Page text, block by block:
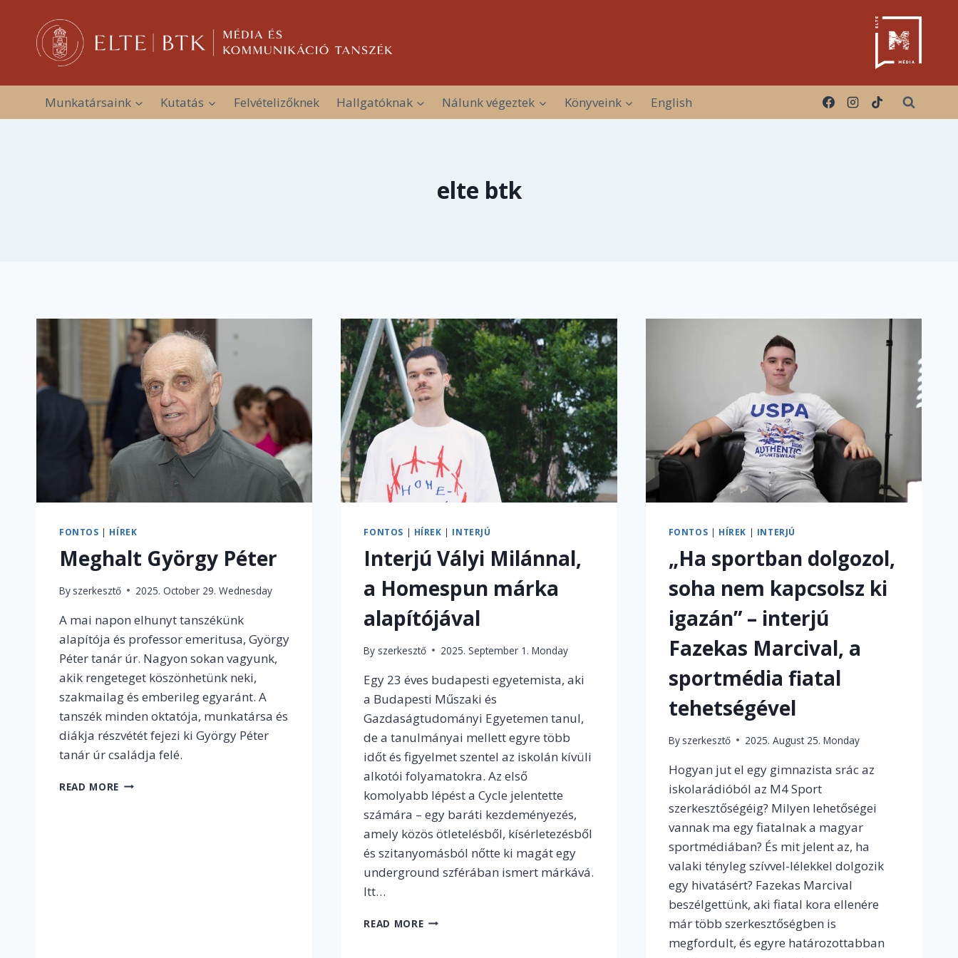
content
Munkatársaink Kutatás Felvételizőknek Hallgatóknak Nálunk végeztek Könyveink English
elte btk
FONTOS | HÍREK
Meghalt György Péter
By szerkesztő 2025. October 29. Wednesday
A mai napon elhunyt tanszékünk
alapítója és professor emeritusa, György
Péter tanár úr. Nagyon sokan vagyunk,
akik rengeteget köszönhetünk neki,
szakmailag és emberileg egyaránt. A
tanszék minden oktatója, munkatársa és
diákja részvétét fejezi ki György Péter
tanár úr családja felé.
READ MORE MEGHALT
FONTOS | HÍREK | INTERJÚ
Interjú Vályi Milánnal,
a Homespun márka
alapítójával
By szerkesztő 2025. September 1. Monday
Egy 23 éves budapesti egyetemista, aki
a Budapesti Műszaki és
Gazdaságtudományi Egyetemen tanul,
de a tanulmányai mellett egyre több
időt és figyelmet szentel az iskolán kívüli
alkotói folyamatokra. Az első
komolyabb lépést a Cycle jelentette
számára – egy baráti kezdeményezés,
amely közös ötletelésből, kísérletezésből
és szitanyomásból nőtte ki magát egy
underground szférában ismert márkává.
Itt…
READ MOREINTERJÚ
FONTOS | HÍREK | INTERJÚ
„Ha sportban dolgozol,
soha nem kapcsolsz ki
igazán” – interjú
Fazekas Marcival, a
sportmédia fiatal
tehetségével
By szerkesztő 2025. August 25. Monday
Hogyan jut el egy gimnazista srác az
iskolarádióból az M4 Sport
szerkesztőségéig? Milyen lehetőségei
vannak ma egy fiatalnak a magyar
sportmédiában? És mit jelent az, ha
valaki tényleg szívvel-lélekkel dolgozik
egy hivatásért? Fazekas Marcival
beszélgettünk, aki fiatal kora ellenére
már több szerkesztőségben is
megfordult, és egyre határozottabban